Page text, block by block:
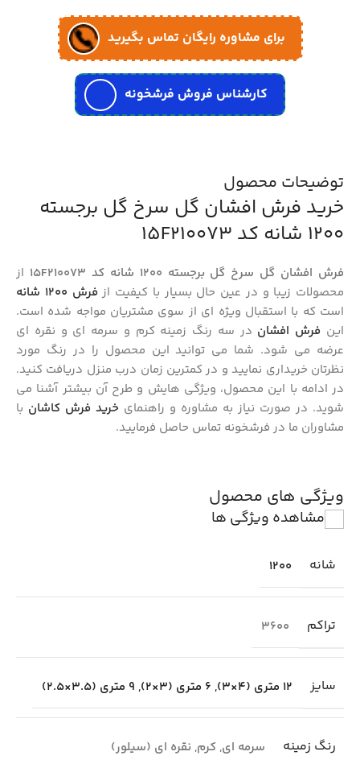
برای مشاوره رایگان تماس بگیرید
کارشناس فروش فرشخونه
توضیحات محصول
خرید فرش افشان گل سرخ گل برجسته
1200 شانه کد 15F210073
فرش افشان گل سرخ گل برجسته 1200 شانه کد 15F210073
از
محصولات زیبا و در عین حال بسیار با کیفیت از فرش 1200 شانه
است که با استقبال ویژه ای از سوی مشتریان مواجه شده است.
این فرش افشان در سه رنگ زمینه کرم و سرمه ای و نقره ای
عرضه می شود. شما می توانید این محصول را در رنگ مورد
نظرتان خریداری نمایید و در کمترین زمان درب منزل دریافت کنید.
در ادامه با این محصول، ویژگی هایش و طرح آن بیشتر آشنا می
شوید. در صورت نیاز به مشاوره و راهنمای خرید فرش کاشان با
مشاوران ما در فرشخونه تماس حاصل فرمایید.
ویژگی های محصول
مشاهده ویژگی ها
شانه 1200
تراکم 3600
سایز 12 متری (4×3) , 6 متری (3×2) , 9 متری (3.5×2.5)
رنگ زمینه سرمه ای, کرم, نقره ای (سیلور)